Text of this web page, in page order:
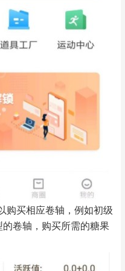
买相应卷轴，例如初级
卷轴，购买所需的糖果